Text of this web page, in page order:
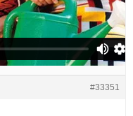
#33351